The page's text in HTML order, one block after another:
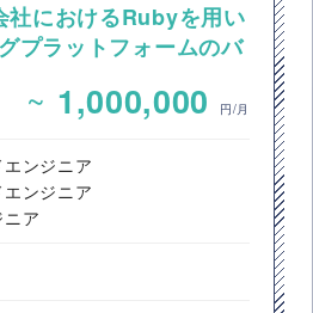
社におけるRubyを用い
プラットフォームのバ
~ 1,000,000 円/月
ンジニア
ンジニア
ア